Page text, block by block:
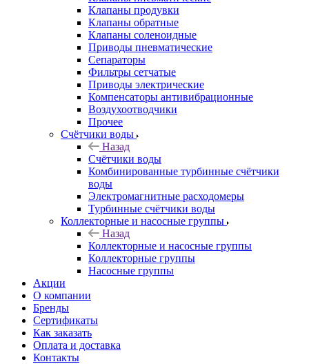
Клапаны продувки
Клапаны обратные
Клапаны соленоидные
Приводы пневматические
Сепараторы
Фильтры сетчатые
Приводы электрические
Компенсаторы антивибрационные
Воздухоотводчики
Прочее
Счётчики воды
Назад
Счётчики воды
Комбинированные турбинные счётчики
воды
Электромагнитные расходомеры
Турбинные счётчики воды
Коллекторные и насосные группы
Назад
Коллекторные и насосные группы
Коллекторные группы
Насосные группы
Акции
О компании
Бренды
Сертификаты
Как заказать
Оплата и доставка
Контакты